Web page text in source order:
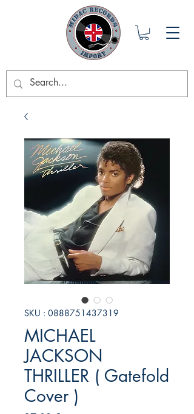
SKU : 0888751437319
MICHAEL
JACKSON
THRILLER ( Gatefold
Cover )